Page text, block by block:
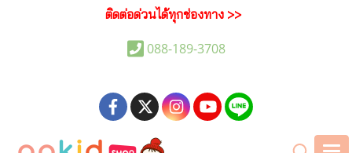
ติดต่อด่วนได้ทุกช่องทาง >>
088-189-3708